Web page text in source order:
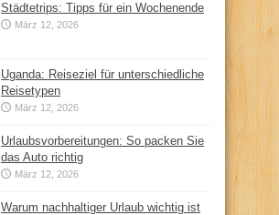
Städtetrips: Tipps für ein Wochenende
März 12, 2026
Uganda: Reiseziel für unterschiedliche
Reisetypen
März 12, 2026
Urlaubsvorbereitungen: So packen Sie
das Auto richtig
März 12, 2026
Warum nachhaltiger Urlaub wichtig ist